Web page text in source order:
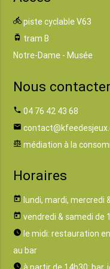
directions_bike piste cyclable V63
tram tram B
Notre-Dame - Musée
Nous contacter
phone 04 76 42 43 68
email
balance médiation à la
Horaires
today lundi, mardi, mercredi
today vendredi & samedi de
watch_later le midi: restauration
au bar
watch_later